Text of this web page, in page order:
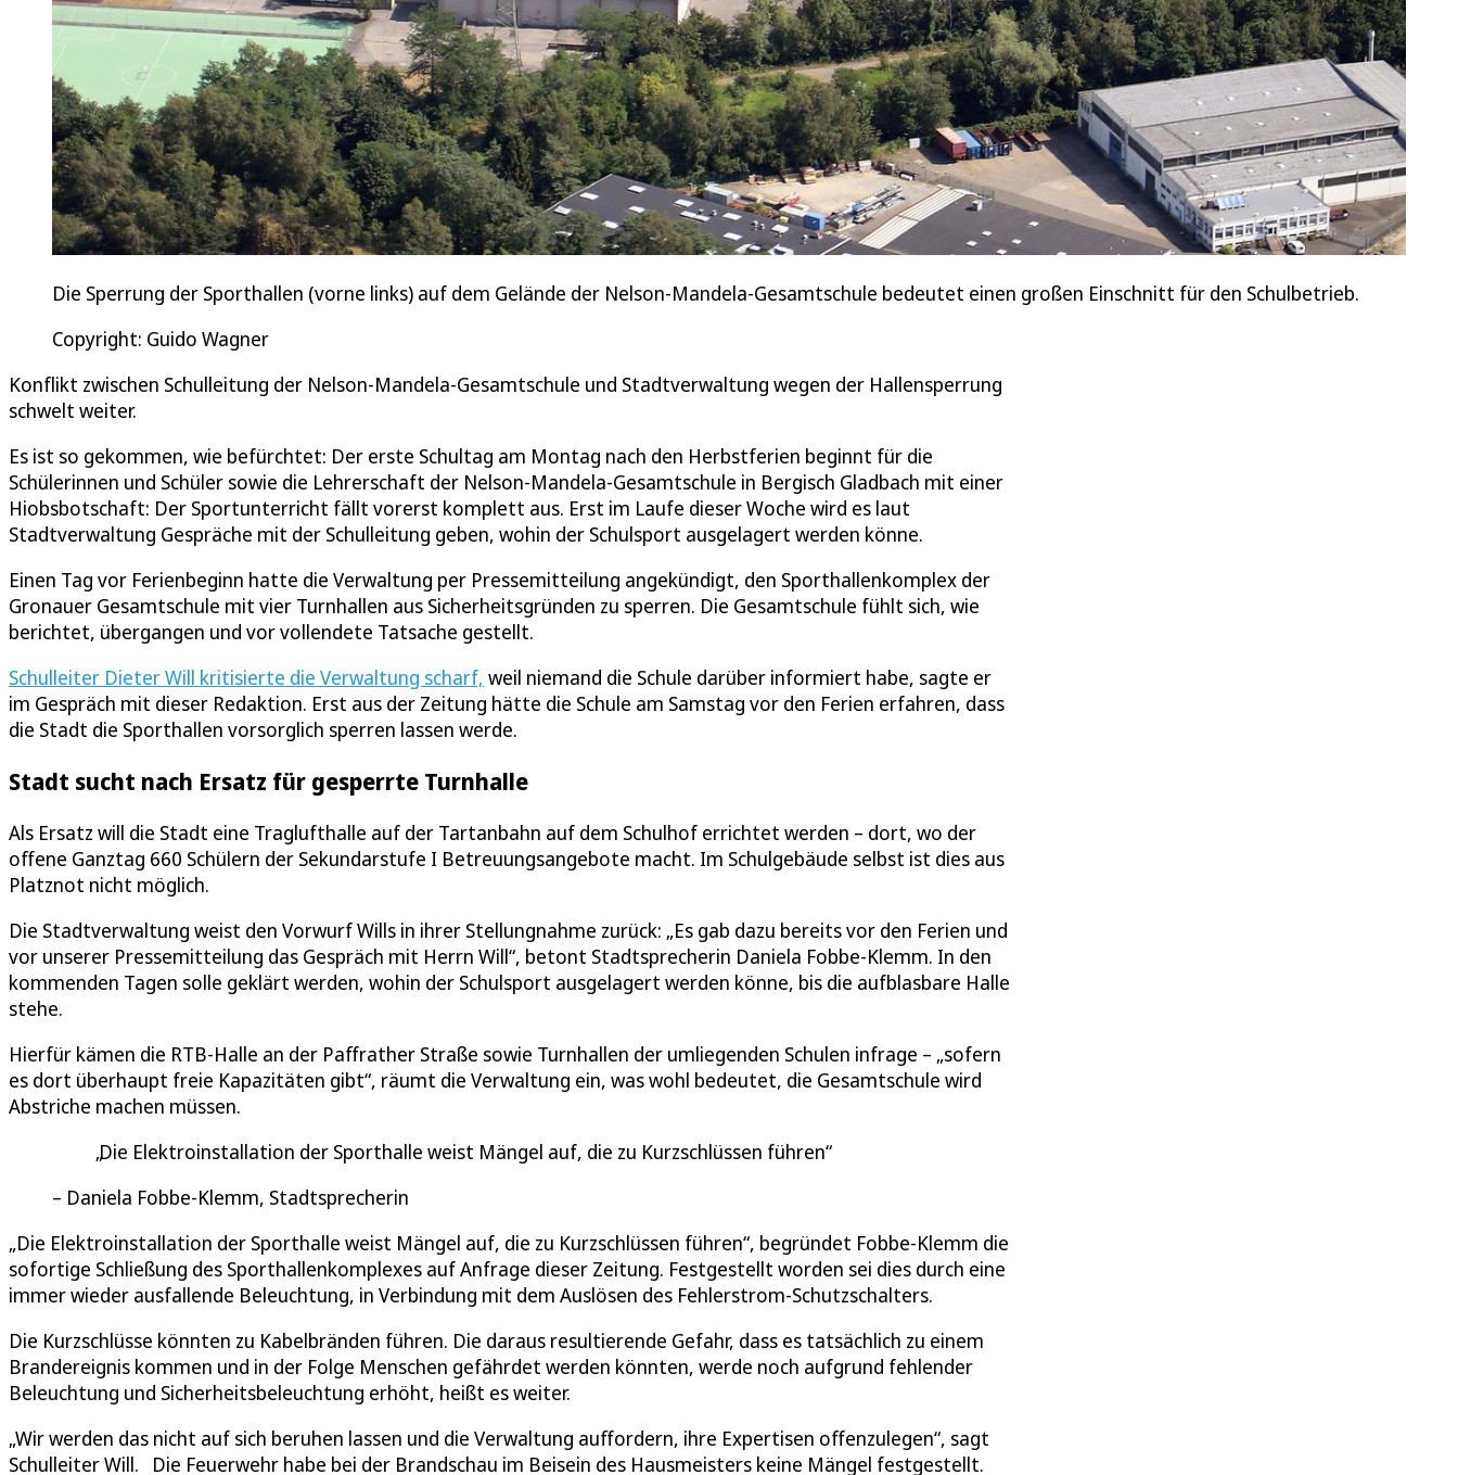
Die Sperrung der Sporthallen (vorne links) auf dem Gelände der Nelson-Mandela-Gesamtschule bedeutet einen großen Einschnitt für den Schulbetrieb.
Copyright: Guido Wagner
Konflikt zwischen Schulleitung der Nelson-Mandela-Gesamtschule und Stadtverwaltung wegen der Hallensperrung
schwelt weiter.
Es ist so gekommen, wie befürchtet: Der erste Schultag am Montag nach den Herbstferien beginnt für die
Schülerinnen und Schüler sowie die Lehrerschaft der Nelson-Mandela-Gesamtschule in Bergisch Gladbach mit einer
Hiobsbotschaft: Der Sportunterricht fällt vorerst komplett aus. Erst im Laufe dieser Woche wird es laut
Stadtverwaltung Gespräche mit der Schulleitung geben, wohin der Schulsport ausgelagert werden könne.
Einen Tag vor Ferienbeginn hatte die Verwaltung per Pressemitteilung angekündigt, den Sporthallenkomplex der
Gronauer Gesamtschule mit vier Turnhallen aus Sicherheitsgründen zu sperren. Die Gesamtschule fühlt sich, wie
berichtet, übergangen und vor vollendete Tatsache gestellt.
Schulleiter Dieter Will kritisierte die Verwaltung scharf, weil niemand die Schule darüber informiert habe, sagte er
im Gespräch mit dieser Redaktion. Erst aus der Zeitung hätte die Schule am Samstag vor den Ferien erfahren, dass
die Stadt die Sporthallen vorsorglich sperren lassen werde.
Stadt sucht nach Ersatz für gesperrte Turnhalle
Als Ersatz will die Stadt eine Traglufthalle auf der Tartanbahn auf dem Schulhof errichtet werden – dort, wo der
offene Ganztag 660 Schülern der Sekundarstufe I Betreuungsangebote macht. Im Schulgebäude selbst ist dies aus
Platznot nicht möglich.
Die Stadtverwaltung weist den Vorwurf Wills in ihrer Stellungnahme zurück: „Es gab dazu bereits vor den Ferien und
vor unserer Pressemitteilung das Gespräch mit Herrn Will“, betont Stadtsprecherin Daniela Fobbe-Klemm. In den
kommenden Tagen solle geklärt werden, wohin der Schulsport ausgelagert werden könne, bis die aufblasbare Halle
stehe.
Hierfür kämen die RTB-Halle an der Paffrather Straße sowie Turnhallen der umliegenden Schulen infrage – „sofern
es dort überhaupt freie Kapazitäten gibt“, räumt die Verwaltung ein, was wohl bedeutet, die Gesamtschule wird
Abstriche machen müssen.
Die Elektroinstallation der Sporthalle weist Mängel auf, die zu Kurzschlüssen führen
Daniela Fobbe-Klemm, Stadtsprecherin
„Die Elektroinstallation der Sporthalle weist Mängel auf, die zu Kurzschlüssen führen“, begründet Fobbe-Klemm die
sofortige Schließung des Sporthallenkomplexes auf Anfrage dieser Zeitung. Festgestellt worden sei dies durch eine
immer wieder ausfallende Beleuchtung, in Verbindung mit dem Auslösen des Fehlerstrom-Schutzschalters.
Die Kurzschlüsse könnten zu Kabelbränden führen. Die daraus resultierende Gefahr, dass es tatsächlich zu einem
Brandereignis kommen und in der Folge Menschen gefährdet werden könnten, werde noch aufgrund fehlender
Beleuchtung und Sicherheitsbeleuchtung erhöht, heißt es weiter.
„Wir werden das nicht auf sich beruhen lassen und die Verwaltung auffordern, ihre Expertisen offenzulegen“, sagt
Schulleiter Will. Die Feuerwehr habe bei der Brandschau im Beisein des Hausmeisters keine Mängel festgestellt.